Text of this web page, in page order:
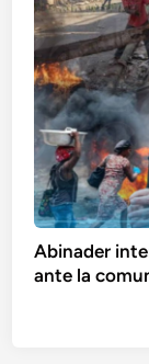
Abinader
ante la